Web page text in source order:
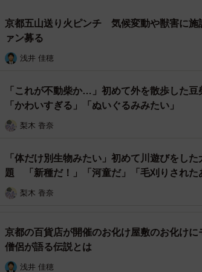
」にはよくいらっしゃるのですか？
京都五山送り火ピンチ 気候変動や獣害に
ァン募る
浅井 佳穂
「これが不動柴か…」初めて外を散歩した
「かわいすぎる」「ぬいぐるみみたい」
梨木 香奈
「体だけ別生物みたい」初めて川遊びをし
題 「新種だ！」「河童だ」「毛刈りされた
梨木 香奈
京都の百貨店が開催のお化け屋敷のお化け
僧侶が語る伝説とは
浅井 佳穂